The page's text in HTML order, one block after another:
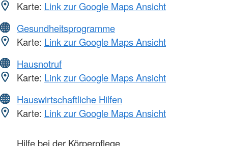
Karte: Link zur Google Maps Ansicht
Gesundheitsprogramme
Karte: Link zur Google Maps Ansicht
Hausnotruf
Karte: Link zur Google Maps Ansicht
Hauswirtschaftliche Hilfen
Karte: Link zur Google Maps Ansicht
Hilfe bei der Körperpflege